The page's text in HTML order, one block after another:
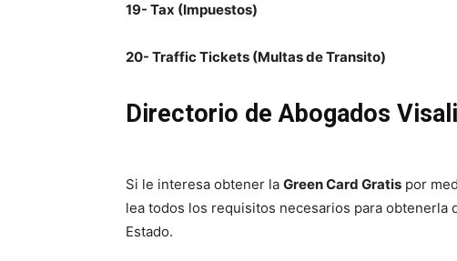
19- Tax (Impuestos)
20- Traffic Tickets (Multas de Transito)
Directorio de Abogados
Si le interesa obtener la Green Card Gratis por
lea todos los requisitos necesarios para
Estado.